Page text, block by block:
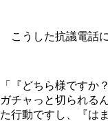
こうした抗議電話
「『どちら様ですか
ガチャっと切られる
た行動ですし、『は